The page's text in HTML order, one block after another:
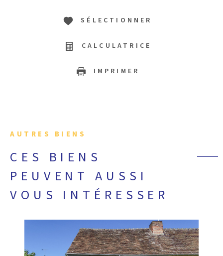
SÉLECTIONNER
CALCULATRICE
IMPRIMER
AUTRES BIENS
CES BIENS
PEUVENT AUSSI
VOUS INTÉRESSER